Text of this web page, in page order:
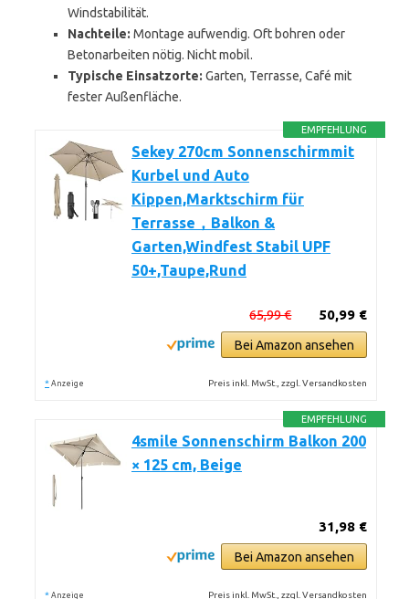
Windstabilität.
Nachteile: Montage aufwendig. Oft bohren oder
Betonarbeiten nötig. Nicht mobil.
Typische Einsatzorte: Garten, Terrasse, Café mit
fester Außenfläche.
EMPFEHLUNG
Sekey 270cm Sonnenschirmmit
Kurbel und Auto
Kippen,Marktschirm für
Terrasse，Balkon &
Garten,Windfest Stabil UPF
50+,Taupe,Rund
50,99 €
65,99 €
Bei Amazon ansehen
* Anzeige Preis inkl. MwSt., zzgl. Versandkosten
EMPFEHLUNG
4smile Sonnenschirm Balkon 200
× 125 cm, Beige
31,98 €
Bei Amazon ansehen
* Anzeige Preis inkl. MwSt., zzgl. Versandkosten